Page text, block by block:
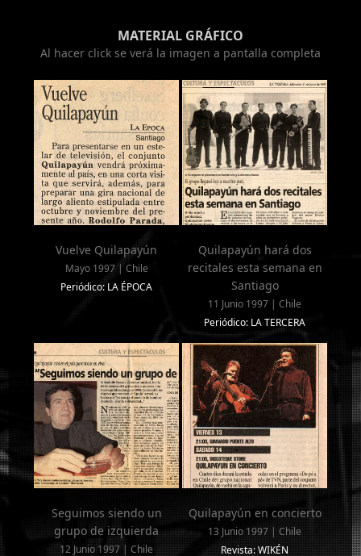
MATERIAL GRÁFICO
Al hacer click se verá la imagen a pantalla completa
Vuelve Quilapayún
Mayo 1997 | Chile
Periódico: LA ÉPOCA
Quilapayún hará dos
recitales esta semana en
Santiago
11 Junio 1997 | Chile
Periódico: LA TERCERA
Seguimos siendo un
grupo de izquierda
12 Junio 1997 | Chile
Quilapayún en concierto
13 Junio 1997 | Chile
Revista: WIKÉN